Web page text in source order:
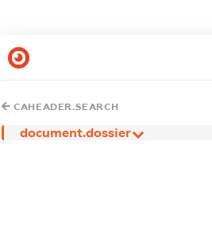
CAHEADER.SEARCH
document.dossier